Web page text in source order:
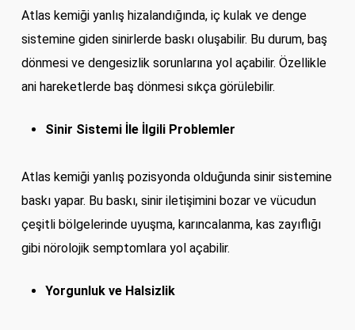
Atlas kemiği yanlış hizalandığında, iç kulak ve denge
sistemine giden sinirlerde baskı oluşabilir. Bu durum, baş
dönmesi ve dengesizlik sorunlarına yol açabilir. Özellikle
ani hareketlerde baş dönmesi sıkça görülebilir.
Sinir Sistemi İle İlgili Problemler
Atlas kemiği yanlış pozisyonda olduğunda sinir sistemine
baskı yapar. Bu baskı, sinir iletişimini bozar ve vücudun
çeşitli bölgelerinde uyuşma, karıncalanma, kas zayıflığı
gibi nörolojik semptomlara yol açabilir.
Yorgunluk ve Halsizlik